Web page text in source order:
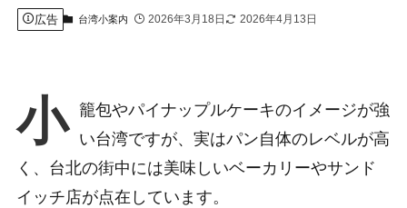
広告 台湾小案内 2026年3月18日 2026年4月13日
小
籠包やパイナップルケーキのイメージが強
い台湾ですが、実はパン自体のレベルが高
く、台北の街中には美味しいベーカリーやサンド
イッチ店が点在しています。